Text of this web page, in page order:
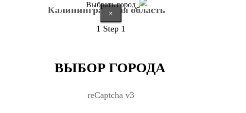
Калининградская область
Выбрать город
×
1 Step 1
ВЫБОР ГОРОДА
reCaptcha v3